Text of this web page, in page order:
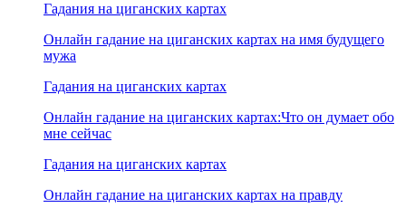
Гадания на циганских картах
Онлайн гадание на циганских картах на имя будущего
мужа
Гадания на циганских картах
Онлайн гадание на циганских картах:Что он думает обо
мне сейчас
Гадания на циганских картах
Онлайн гадание на циганских картах на правду